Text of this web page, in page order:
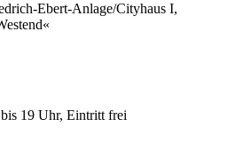
Ebert-Anlage/Cityhaus I,
19 Uhr, Eintritt frei